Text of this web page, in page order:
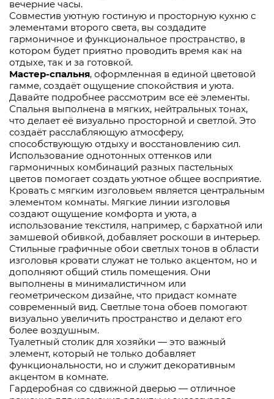
вечерние часы.
Совместив уютную гостиную и просторную кухню с
элементами второго света, вы создадите
гармоничное и функциональное пространство, в
котором будет приятно проводить время как на
отдыхе, так и за готовкой.
Мастер-спальня, оформленная в единой цветовой
гамме, создаёт ощущение спокойствия и уюта.
Давайте подробнее рассмотрим все её элементы.
Спальня выполнена в мягких, нейтральных тонах,
что делает её визуально просторной и светлой. Это
создаёт расслабляющую атмосферу,
способствующую отдыху и восстановлению сил.
Использование однотонных оттенков или
гармоничных комбинаций разных пастельных
цветов помогает создать уютное общее восприятие.
Кровать с мягким изголовьем является центральным
элементом комнаты. Мягкие линии изголовья
создают ощущение комфорта и уюта, а
использование текстиля, например, с бархатной или
замшевой обивкой, добавляет роскоши в интерьер.
Стильные графичные обои светлых тонов в области
изголовья кровати служат не только акцентом, но и
дополняют общий стиль помещения. Они
выполнены в минималистичном или
геометрическом дизайне, что придаст комнате
современный вид. Светлые тона обоев помогают
визуально увеличить пространство и делают его
более воздушным.
Туалетный столик для хозяйки — это важный
элемент, который не только добавляет
функциональности, но и служит декоративным
акцентом в комнате.
Гардеробная со сдвижной дверью — отличное